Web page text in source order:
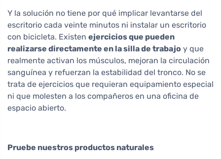
Y la solución no tiene por qué implicar levantarse del
escritorio cada veinte minutos ni instalar un escritorio
con bicicleta. Existen ejercicios que pueden
realizarse directamente en la silla de trabajo y que
realmente activan los músculos, mejoran la circulación
sanguínea y refuerzan la estabilidad del tronco. No se
trata de ejercicios que requieran equipamiento especial
ni que molesten a los compañeros en una oficina de
espacio abierto.
Pruebe nuestros productos naturales